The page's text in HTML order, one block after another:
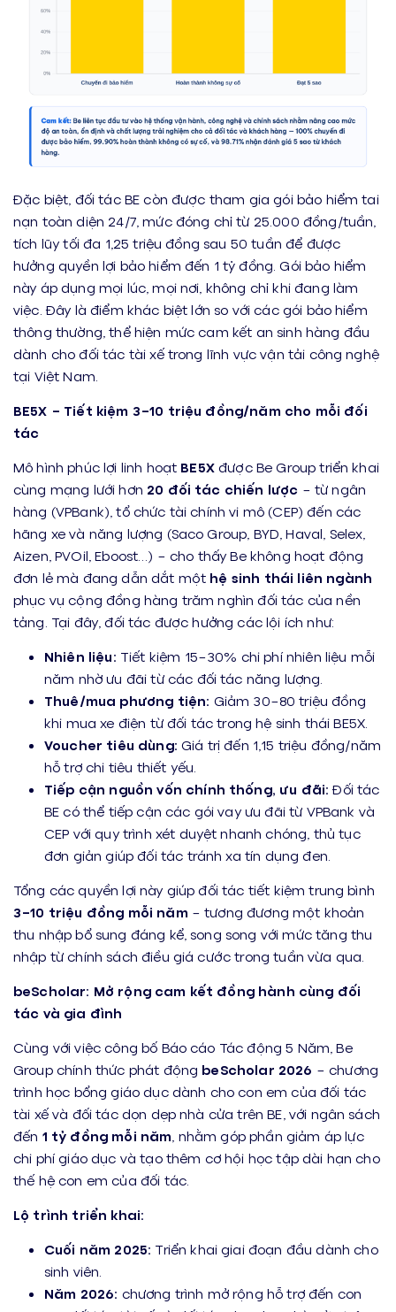
Đặc biệt, đối tác BE còn được tham gia gói bảo hiểm tai
nạn toàn diện 24/7, mức đóng chỉ từ 25.000 đồng/tuần,
tích lũy tối đa 1,25 triệu đồng sau 50 tuần để được
hưởng quyền lợi bảo hiểm đến 1 tỷ đồng. Gói bảo hiểm
này áp dụng mọi lúc, mọi nơi, không chỉ khi đang làm
việc. Đây là điểm khác biệt lớn so với các gói bảo hiểm
thông thường, thể hiện mức cam kết an sinh hàng đầu
dành cho đối tác tài xế trong lĩnh vực vận tải công nghệ
tại Việt Nam.
BE5X – Tiết kiệm 3–10 triệu đồng/năm cho mỗi đối
tác
Mô hình phúc lợi linh hoạt BE5Xđược Be Group triển khai
cùng mạng lưới hơn 20 đối tác chiến lược – từ ngân
hàng (VPBank), tổ chức tài chính vi mô (CEP) đến các
hãng xe và năng lượng (Saco Group, BYD, Haval, Selex,
Aizen, PVOil, Eboost…) – cho thấy Be không hoạt động
đơn lẻ mà đang dẫn dắt một hệ sinh thái liên ngành
phục vụ cộng đồng hàng trăm nghìn đối tác của nền
tảng. Tại đây, đối tác được hưởng các lội ích như:
Nhiên liệu: Tiết kiệm 15–30% chi phí nhiên liệu mỗi
năm nhờ ưu đãi từ các đối tác năng lượng.
Thuê/mua phương tiện: Giảm 30–80 triệu đồng
khi mua xe điện từ đối tác trong hệ sinh thái BE5X.
Voucher tiêu dùng:Giá trị đến 1,15 triệu đồng/năm
hỗ trợ chi tiêu thiết yếu.
Tiếp cận nguồn vốn chính thống, ưu đãi:Đối tác
BE có thể tiếp cận các gói vay ưu đãi từ VPBank và
CEP với quy trình xét duyệt nhanh chóng, thủ tục
đơn giản giúp đối tác tránh xa tín dụng đen.
Tổng các quyền lợi này giúp đối tác tiết kiệm trung bình
3–10 triệu đồng mỗi năm – tương đương một khoản
thu nhập bổ sung đáng kể, song song với mức tăng thu
nhập từ chính sách điều giá cước trong tuần vừa qua.
beScholar: Mở rộng cam kết đồng hành cùng đối
tác và gia đình
Cùng với việc công bố Báo cáo Tác động 5 Năm, Be
Group chính thức phát động beScholar 2026 – chương
trình học bổng giáo dục dành cho con em của đối tác
tài xế và đối tác dọn dẹp nhà cửa trên BE, với ngân sách
đến 1 tỷ đồng mỗi năm , nhằm góp phần giảm áp lực
chi phí giáo dục và tạo thêm cơ hội học tập dài hạn cho
thế hệ con em của đối tác.
Lộ trình triển khai:
Cuối năm 2025: Triển khai giai đoạn đầu dành cho
sinh viên.
Năm 2026: chương trình mở rộng hỗ trợ đến con